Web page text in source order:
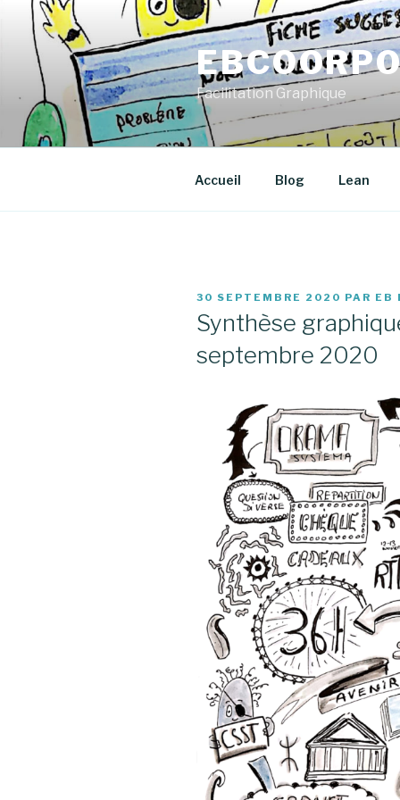
Aller
contenu
principal
Facilitation Graphique
Accueil Blog Lean
PUBLIÉ
LE
30 SEPTEMBRE 2020 PAR EB
Synthèse
septembre 2020